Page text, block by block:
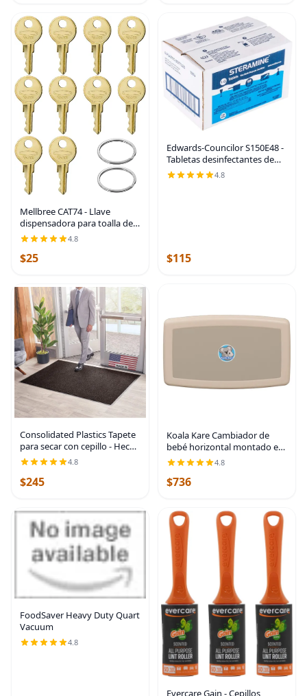
Mellbree CAT74 - Llave
dispensadora para toalla de
papel higiénico Bobrick,
paquete de 10 unidades |
Llave CAT74/33043 para
4.8
$25
Edwards-Councilor S150E48 -
Tabletas desinfectantes de
esteramina (Sanitabs), botella
de 150 unidades, paquete de
4.8
$115
Consolidated Plastics Tapete
para secar con cepillo - Hecho
en EE. UU., alfombra
resistente para puerta
comercial para entradas de
4.8
$245
Koala Kare Cambiador de
bebé horizontal montado en
superficie, modelo KB300-00
(beige)
4.8
$736
FoodSaver Heavy Duty Quart
Vacuum
4.8
Evercare Gain - Cepillos